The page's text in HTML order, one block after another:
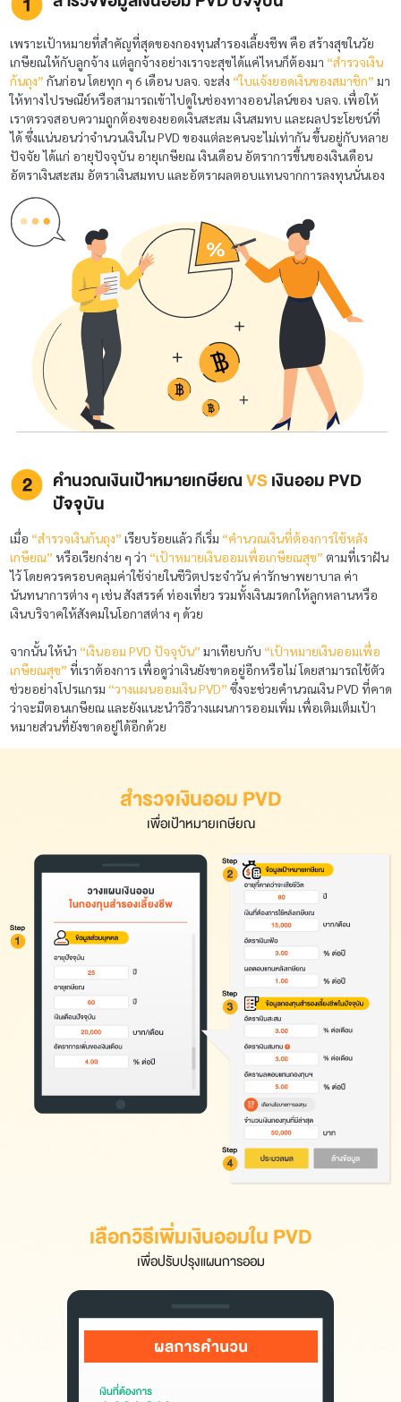
เพราะเป้าหมายที่สำคัญที่สุดของกองทุนสำรองเลี้ยงชีพ คือ สร้างสุขในวัย
เกษียณให้กับลูกจ้าง แต่ลูกจ้างอย่างเราจะสุขได้แค่ไหนก็ต้องมา “สำรวจเงิน
ก้นถุง” กันก่อน โดยทุก ๆ 6 เดือน บลจ. จะส่ง “ใบแจ้งยอดเงินของสมาชิก” มา
ให้ทางไปรษณีย์หรือสามารถเข้าไปดูในช่องทางออนไลน์ของ บลจ. เพื่อให้
เราตรวจสอบความถูกต้องของยอดเงินสะสม เงินสมทบ และผลประโยชน์ที่
ได้ ซึ่งแน่นอนว่าจำนวนเงินใน PVD ของแต่ละคนจะไม่เท่ากัน ขึ้นอยู่กับหลาย
ปัจจัย ได้แก่ อายุปัจจุบัน อายุเกษียณ เงินเดือน อัตราการขึ้นของเงินเดือน
อัตราเงินสะสม อัตราเงินสมทบ และอัตราผลตอบแทนจากการลงทุนนั่นเอง
คำนวณเงินเป้าหมายเกษียณVSเงินออม PVD
ปัจจุบัน
เมื่อ “สำรวจเงินก้นถุง” เรียบร้อยแล้ว ก็เริ่ม “คำนวณเงินที่ต้องการใช้หลัง
เกษียณ” หรือเรียกง่าย ๆ ว่า “เป้าหมายเงินออมเพื่อเกษียณสุข” ตามที่เราฝัน
ไว้ โดยควรครอบคลุมค่าใช้จ่ายในชีวิตประจำวัน ค่ารักษาพยาบาล ค่า
นันทนาการต่าง ๆ เช่น สังสรรค์ ท่องเที่ยว รวมทั้งเงินมรดกให้ลูกหลานหรือ
เงินบริจาคให้สังคมในโอกาสต่าง ๆ ด้วย
จากนั้น ให้นำ “เงินออม PVD ปัจจุบัน” มาเทียบกับ “เป้าหมายเงินออมเพื่อ
เกษียณสุข” ที่เราต้องการ เพื่อดูว่าเงินยังขาดอยู่อีกหรือไม่ โดยสามารถใช้ตัว
ช่วยอย่างโปรแกรม “วางแผนออมเงิน PVD” ซึ่งจะช่วยคำนวณเงิน PVD ที่คาด
ว่าจะมีตอนเกษียณ และยังแนะนำวิธีวางแผนการออมเพิ่ม เพื่อเติมเต็มเป้า
หมายส่วนที่ยังขาดอยู่ได้อีกด้วย
สำรวจเงินออม PVD
เพื่อเป้าหมายเกษียณ
เลือกวิธีเพิ่มเงินออมใน PVD
เพื่อปรับปรุงแผนการออม